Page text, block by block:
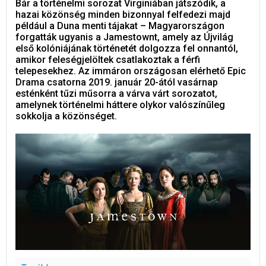
Bár a történelmi sorozat Virginiában játszódik, a
hazai közönség minden bizonnyal felfedezi majd
például a Duna menti tájakat – Magyarországon
forgatták ugyanis a Jamestownt, amely az Újvilág
első kolóniájának történetét dolgozza fel onnantól,
amikor feleségjelöltek csatlakoztak a férfi
telepesekhez. Az immáron országosan elérhető Epic
Drama csatorna 2019. január 20-ától vasárnap
esténként tűzi műsorra a várva várt sorozatot,
amelynek történelmi háttere olykor valószínűleg
sokkolja a közönséget.